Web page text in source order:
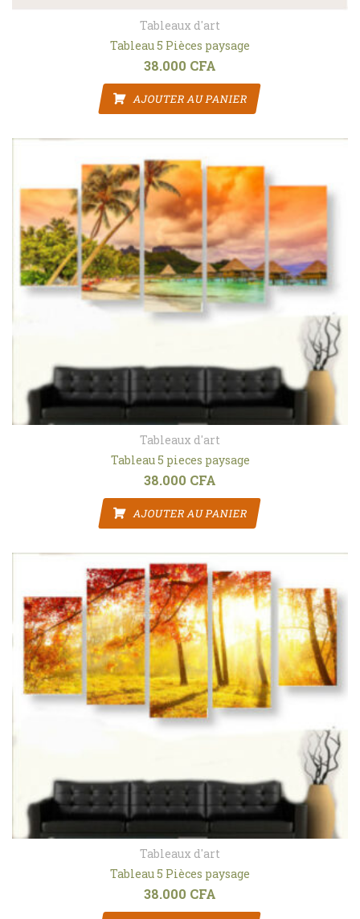
Tableaux d'art
Tableau 5 Pièces paysage
38.000 CFA
AJOUTER AU PANIER
Tableaux d'art
Tableau 5 pieces paysage
38.000 CFA
AJOUTER AU PANIER
Tableaux d'art
Tableau 5 Pièces paysage
38.000 CFA